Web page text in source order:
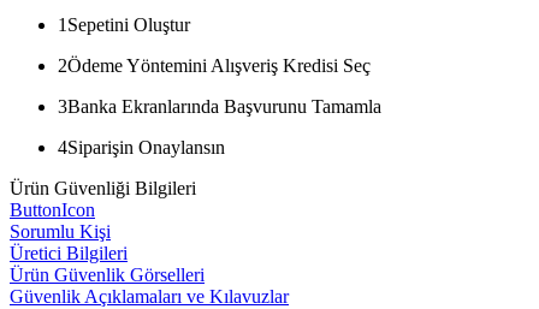
1 Sepetini Oluştur
2Ödeme Yöntemini Alışveriş Kredisi Seç
3Banka Ekranlarında Başvurunu Tamamla
4Siparişin Onaylansın
Ürün Güvenliği Bilgileri
ButtonIcon
Sorumlu Kişi
Üretici Bilgileri
Ürün Güvenlik Görselleri
Güvenlik Açıklamaları ve Kılavuzlar